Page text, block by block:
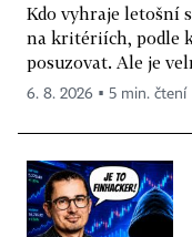
Kdo vyhraje letošní
na kritériích, podle
posuzovat. Ale je
6. 8. 2026 ▪ 5 min. čtení